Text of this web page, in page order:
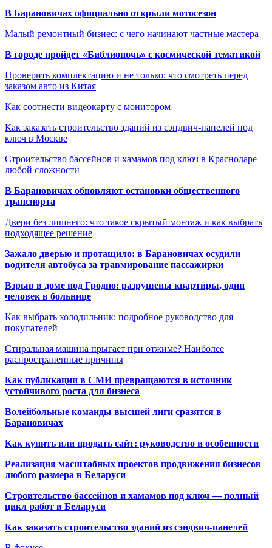
В Барановичах официально открыли мотосезон
Малый ремонтный бизнес: с чего начинают частные мастера
В городе пройдет «Библионочь» с космической тематикой
Проверить комплектацию и не только: что смотреть перед
заказом авто из Китая
Как соотнести видеокарту с монитором
Как заказать строительство зданий из сэндвич-панелей под
ключ в Москве
Строительство бассейнов и хамамов под ключ в Краснодаре
любой сложности
В Барановичах обновляют остановки общественного
транспорта
Двери без лишнего: что такое скрытый монтаж и как выбрать
подходящее решение
Зажало дверью и протащило: в Барановичах осудили
водителя автобуса за травмирование пассажирки
Взрыв в доме под Гродно: разрушены квартиры, один
человек в больнице
Как выбрать холодильник: подробное руководство для
покупателей
Стиральная машина прыгает при отжиме? Наиболее
распространенные причины
Как публикации в СМИ превращаются в источник
устойчивого роста для бизнеса
Волейбольные команды высшей лиги сразятся в
Барановичах
Как купить или продать сайт: руководство и особенности
Реализация масштабных проектов продвижения бизнесов
любого размера в Беларуси
Строительство бассейнов и хамамов под ключ — полный
цикл работ в Беларуси
Как заказать строительство зданий из сэндвич-панелей